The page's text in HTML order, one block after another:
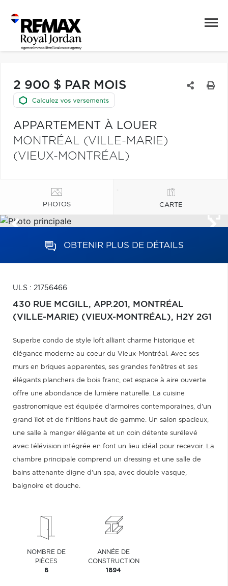
2 900 $ PAR MOIS
APPARTEMENT À LOUER
MONTRÉAL (VILLE-MARIE)
(VIEUX-MONTRÉAL)
PHOTOS CARTE
OBTENIR PLUS DE DÉTAILS
ULS : 21756466
430 RUE MCGILL, APP.201, MONTRÉAL
(VILLE-MARIE) (VIEUX-MONTRÉAL), H2Y 2G1
Superbe condo de style loft alliant charme historique et
élégance moderne au coeur du Vieux-Montréal. Avec ses
murs en briques apparentes, ses grandes fenêtres et ses
élégants planchers de bois franc, cet espace à aire ouverte
offre une abondance de lumière naturelle. La cuisine
gastronomique est équipée d'armoires contemporaines, d'un
grand îlot et de finitions haut de gamme. Un salon spacieux,
une salle à manger élégante et un coin détente surélevé
avec télévision intégrée en font un lieu idéal pour recevoir. La
chambre principale comprend un dressing et une salle de
bains attenante digne d'un spa, avec double vasque,
baignoire et douche.
NOMBRE DE
PIÈCES
8
ANNÉE DE
CONSTRUCTION
1894